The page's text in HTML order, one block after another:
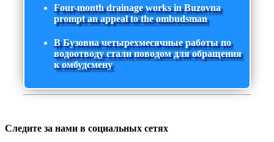
Four-month drainage works in Buzovna
prompt an appeal to the ombudsman
В Бузовна четырехмесячные работы по
водоотводу стали поводом для обращения
к омбудсмену
Следите за нами в социальных сетях